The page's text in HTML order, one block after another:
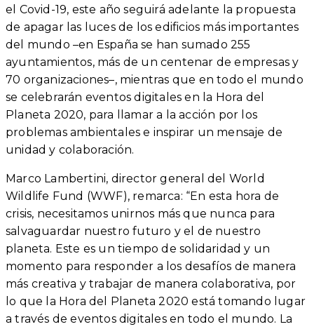
el Covid-19, este año seguirá adelante la propuesta
de apagar las luces de los edificios más importantes
del mundo –en España se han sumado 255
ayuntamientos, más de un centenar de empresas y
70 organizaciones–, mientras que en todo el mundo
se celebrarán eventos digitales en la Hora del
Planeta 2020, para llamar a la acción por los
problemas ambientales e inspirar un mensaje de
unidad y colaboración.
Marco Lambertini, director general del World
Wildlife Fund (WWF), remarca: “En esta hora de
crisis, necesitamos unirnos más que nunca para
salvaguardar nuestro futuro y el de nuestro
planeta. Este es un tiempo de solidaridad y un
momento para responder a los desafíos de manera
más creativa y trabajar de manera colaborativa, por
lo que la Hora del Planeta 2020 está tomando lugar
a través de eventos digitales en todo el mundo. La